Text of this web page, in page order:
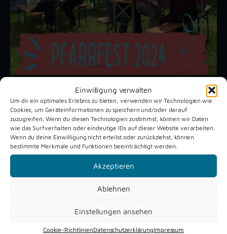
Einwilligung verwalten
Um dir ein optimales Erlebnis zu bieten, verwenden wir Technologien wie
Cookies, um Geräteinformationen zu speichern und/oder darauf
zuzugreifen. Wenn du diesen Technologien zustimmst, können wir Daten
wie das Surfverhalten oder eindeutige IDs auf dieser Website verarbeiten.
Wenn du deine Einwilligung nicht erteilst oder zurückziehst, können
bestimmte Merkmale und Funktionen beeinträchtigt werden.
Akzeptieren
Ablehnen
Einstellungen ansehen
Cookie-RichtlinienDatenschutzerklärungImpressum
Unsere aktuellen Reportagen
Schützenfest
Verne 2026
Dreckburg